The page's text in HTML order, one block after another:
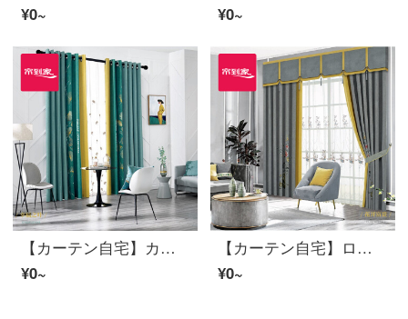
¥0~
¥0~
【カーテン自宅】カーテン完成品ロマンチック田園シームレスに高遮光のカーテンをつないで、リビングルームのカーテンをロマンチック田園純色の大花雪尼爾に定型化された床窓LDC 0633 Sフック（高さ2.6メートル以内で改変可能）Mカーテンセット/ダブルオープン（適用窓幅2.5-3メートル）
¥0~
【カーテン自宅】ロマンチック田園製品シームレスカーテンリビングルーム書斎シェニールカスタム遮光窓カーテンA 04 0401 Sフック/カーテンなし（高さ2.6 m以内で変更可能）XLブラインドセット/ダブルオープン（適用窓幅3.5-4.1 m）
¥0~